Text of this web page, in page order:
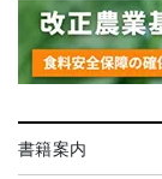
書籍案内